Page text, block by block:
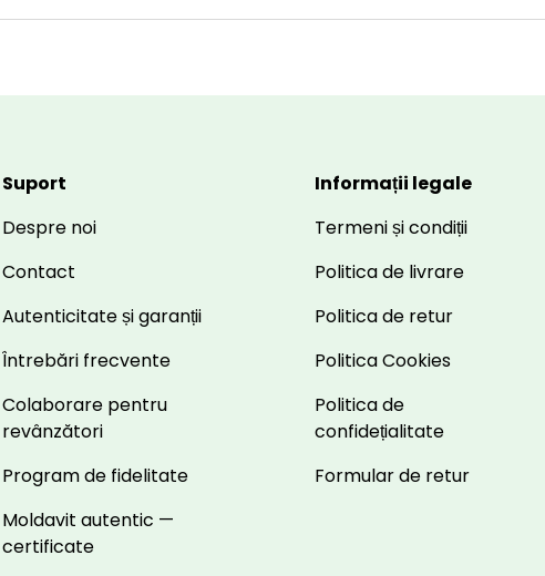
Suport
Despre noi
Contact
Autenticitate și garanții
Întrebări frecvente
Colaborare pentru
revânzători
Program de fidelitate
Moldavit autentic —
certificate
Informații legale
Termeni și condiții
Politica de livrare
Politica de retur
Politica Cookies
Politica de
confidețialitate
Formular de retur